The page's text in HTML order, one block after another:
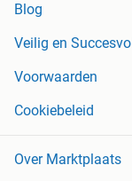
Blog
Veilig en Succesvol
Voorwaarden
Cookiebeleid
Over Marktplaats